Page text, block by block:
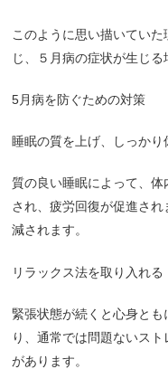
このように思い描いてい
じ、５月病の症状が生じる
5月病を防ぐための対策
睡眠の質を上げ、しっかり
質の良い睡眠によって、
され、疲労回復が促進さ
減されます。
リラックス法を取り入れる
緊張状態が続くと心身と
り、通常では問題ないス
があります。